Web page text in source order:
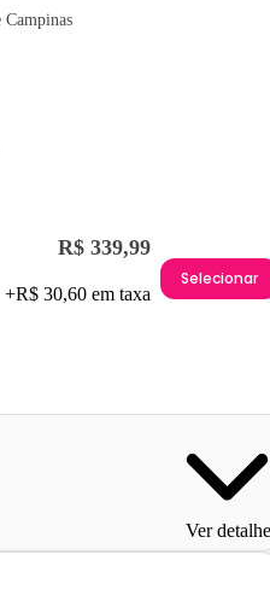
R$ 339,99
+R$ 30,60 em taxa
Selecionar
Ver